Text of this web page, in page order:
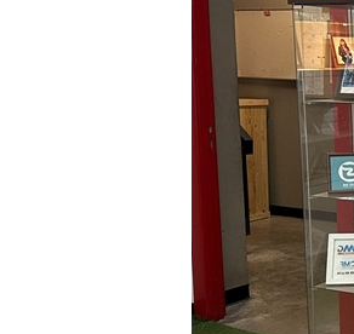
ผลิตสิ่งพิมพ์และที่เกี่ยวข้อง
อบรมสัมมนาออฟไลน์และออนไลน์